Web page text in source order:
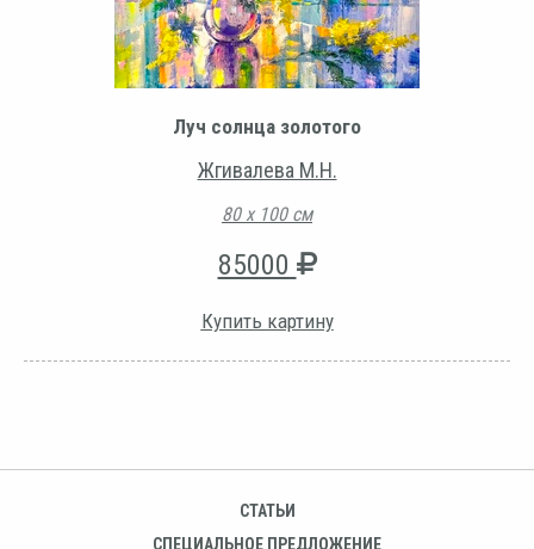
Луч солнца золотого
Жгивалева М.Н.
80 х 100 см
85000
Купить картину
СТАТЬИ
СПЕЦИАЛЬНОЕ ПРЕДЛОЖЕНИЕ